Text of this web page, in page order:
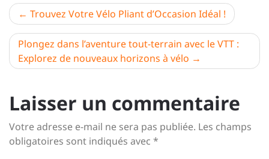
Navigation
de
l’article
Trouvez Votre Vélo Pliant d’Occasion Idéal !
Plongez dans l’aventure tout-terrain avec le VTT :
Explorez de nouveaux horizons à vélo
Laisser un commentaire
Votre adresse e-mail ne sera pas publiée. Les champs
obligatoires sont indiqués avec *